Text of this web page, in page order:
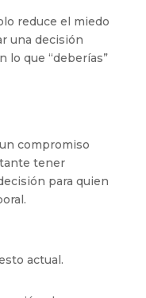
reduce el miedo
una decisión
lo que “deberías”
compromiso
tener
para quien
actual.